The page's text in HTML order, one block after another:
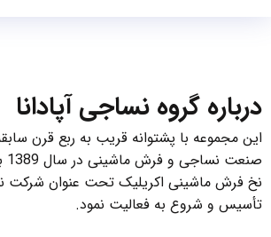
درباره گروه نساجی آپادانا
این مجموعه با پشتوانه قریب به ربع قرن
نخ فرش ماشینی اکریلیک تحت عنوان شرکت نخ
تأسیس و شروع به فعالیت نمود.